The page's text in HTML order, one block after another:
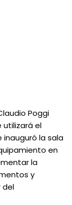
Poggi
utilizará el
inauguró la sala
en
la
y
del